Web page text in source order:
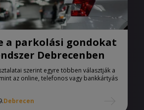
a parkolási gondokat
Debrecenben
szerint egyre többen választják a
az online, telefonos vagy bankkártyás
Debrecen